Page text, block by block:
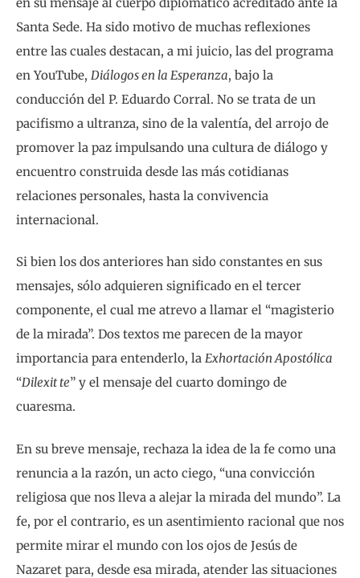
Santa Sede. Ha sido motivo de muchas reflexiones
entre las cuales destacan, a mi juicio, las del programa
en YouTube, Diálogos en la Esperanza, bajo la
conducción del P. Eduardo Corral. No se trata de un
pacifismo a ultranza, sino de la valentía, del arrojo de
promover la paz impulsando una cultura de diálogo y
encuentro construida desde las más cotidianas
relaciones personales, hasta la convivencia
internacional.
Si bien los dos anteriores han sido constantes en sus
mensajes, sólo adquieren significado en el tercer
componente, el cual me atrevo a llamar el “magisterio
de la mirada”. Dos textos me parecen de la mayor
importancia para entenderlo, la Exhortación Apostólica
“Dilexit te” y el mensaje del cuarto domingo de
cuaresma.
En su breve mensaje, rechaza la idea de la fe como una
renuncia a la razón, un acto ciego, “una convicción
religiosa que nos lleva a alejar la mirada del mundo”. La
fe, por el contrario, es un asentimiento racional que nos
permite mirar el mundo con los ojos de Jesús de
Nazaret para, desde esa mirada, atender las situaciones